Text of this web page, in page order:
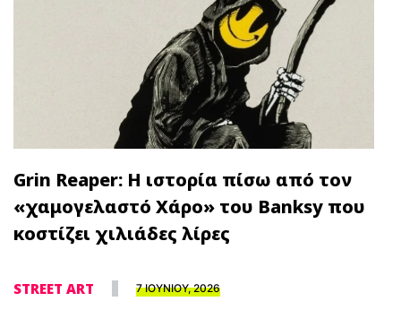
Grin Reaper: Η ιστορία πίσω από τον
«χαμογελαστό Χάρο» του Banksy που
κοστίζει χιλιάδες λίρες
STREET ART 7 ΙΟΥΝΙΟΥ, 2026